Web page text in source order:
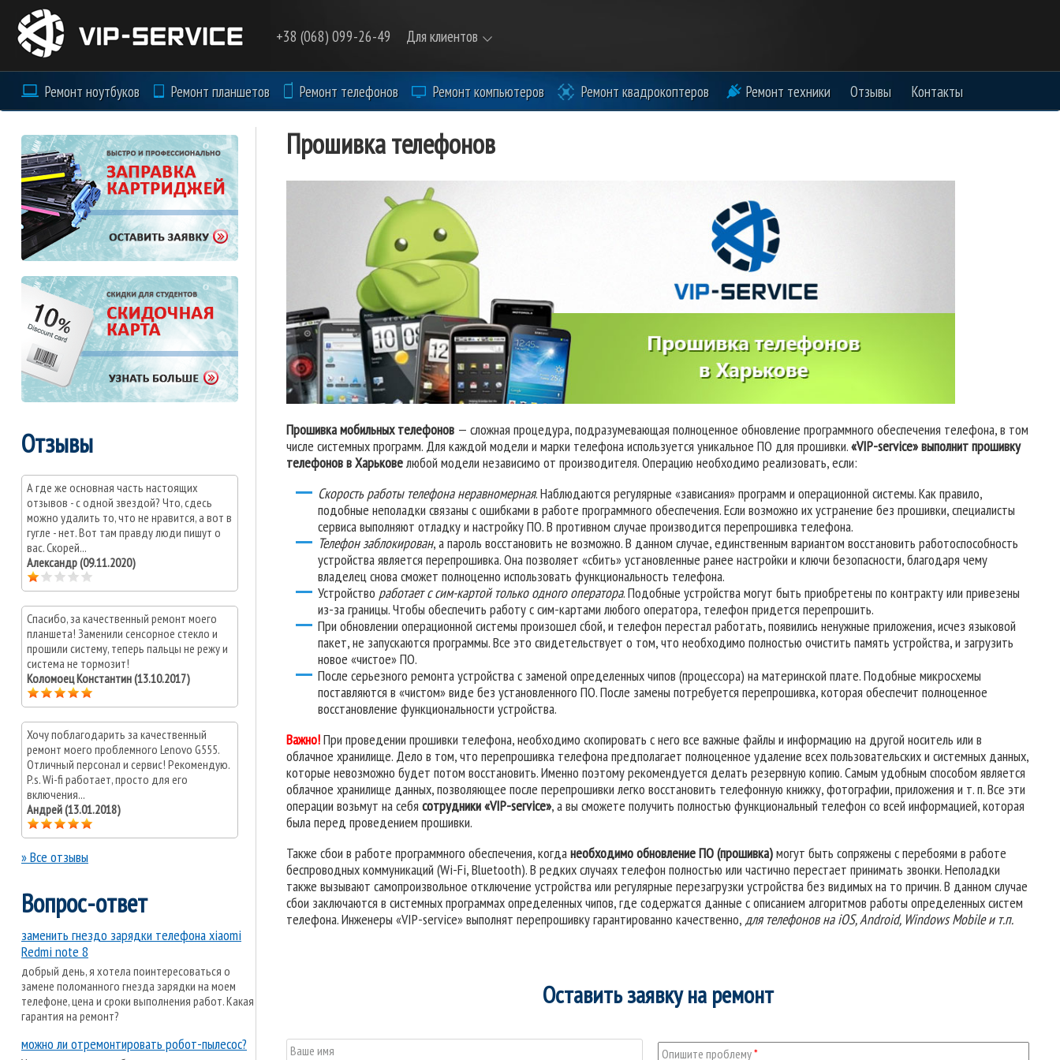
Перейти к основному содержанию
+38 (068) 099-26-49 Для клиентов
Ремонт ноутбуков Ремонт планшетов Ремонт телефонов Ремонт компьютеров Ремонт квадрокоптеров Ремонт техники Отзывы Контакты
Отзывы
А где же основная часть настоящих
отзывов - с одной звездой? Что, сдесь
можно удалить то, что не нравится, а вот в
гугле - нет. Вот там правду люди пишут о
вас. Скорей...
Александр (09.11.2020)
Спасибо, за качественный ремонт моего
планшета! Заменили сенсорное стекло и
прошили систему, теперь пальцы не режу и
система не тормозит!
Коломоец Константин (13.10.2017)
Хочу поблагодарить за качественный
ремонт моего проблемного Lenovo G555.
Отличный персонал и сервис! Рекомендую.
P.s. Wi-fi работает, просто для его
включения...
Андрей (13.01.2018)
» Все отзывы
Вопрос-ответ
заменить гнездо зарядки телефона xiaomi
Redmi note 8
добрый день, я хотела поинтересоваться о
замене поломанного гнезда зарядки на моем
телефоне, цена и сроки выполнения работ. Какая
гарантия на ремонт?
можно ли отремонтировать робот-пылесос?
Прошивка телефонов
Прошивка мобильных телефонов — сложная процедура, подразумевающая полноценное обновление программного обеспечения телефона, в том
числе системных программ. Для каждой модели и марки телефона используется уникальное ПО для прошивки.«VIP-service» выполнит прошивку
телефонов в Харьковелюбой модели независимо от производителя. Операцию необходимо реализовать, если:
Скорость работы телефона неравномерная. Наблюдаются регулярные «зависания» программ и операционной системы. Как правило,
подобные неполадки связаны с ошибками в работе программного обеспечения. Если возможно их устранение без прошивки, специалисты
сервиса выполняют отладку и настройку ПО. В противном случае производится перепрошивка телефона.
Телефон заблокирован, а пароль восстановить не возможно. В данном случае, единственным вариантом восстановить работоспособность
устройства является перепрошивка. Она позволяет «сбить» установленные ранее настройки и ключи безопасности, благодаря чему
владелец снова сможет полноценно использовать функциональность телефона.
Устройство работает с сим-картой только одного оператора. Подобные устройства могут быть приобретены по контракту или привезены
из-за границы. Чтобы обеспечить работу с сим-картами любого оператора, телефон придется перепрошить.
При обновлении операционной системы произошел сбой, и телефон перестал работать, появились ненужные приложения, исчез языковой
пакет, не запускаются программы. Все это свидетельствует о том, что необходимо полностью очистить память устройства, и загрузить
новое «чистое» ПО.
После серьезного ремонта устройства с заменой определенных чипов (процессора) на материнской плате. Подобные микросхемы
поставляются в «чистом» виде без установленного ПО. После замены потребуется перепрошивка, которая обеспечит полноценное
восстановление функциональности устройства.
Важно!При проведении прошивки телефона, необходимо скопировать с него все важные файлы и информацию на другой носитель или в
облачное хранилище. Дело в том, что перепрошивка телефона предполагает полноценное удаление всех пользовательских и системных данных,
которые невозможно будет потом восстановить. Именно поэтому рекомендуется делать резервную копию. Самым удобным способом является
облачное хранилище данных, позволяющее после перепрошивки легко восстановить телефонную книжку, фотографии, приложения и т. п. Все эти
операции возьмут на себясотрудники «VIP-service», а вы сможете получить полностью функциональный телефон со всей информацией, которая
была перед проведением прошивки.
Также сбои в работе программного обеспечения, когда необходимо обновление ПО (прошивка)могут быть сопряжены с перебоями в работе
беспроводных коммуникаций (Wi-Fi, Bluetooth). В редких случаях телефон полностью или частично перестает принимать звонки. Неполадки
также вызывают самопроизвольное отключение устройства или регулярные перезагрузки устройства без видимых на то причин. В данном случае
сбои заключаются в системных программах определенных чипов, где содержатся данные с описанием алгоритмов работы определенных систем
телефона. Инженеры «VIP-service» выполнят перепрошивку гарантированно качественно, для телефонов на iOS, Android, Windows Mobile и т.п.
Оставить заявку на ремонт
Ваше имя Опишите проблему*